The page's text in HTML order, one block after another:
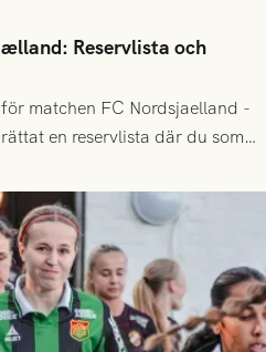
Reservlista och
matchen FC Nordsjaelland -
en reservlista där du som
anmäla ditt intresse. Du kan
någon annan.